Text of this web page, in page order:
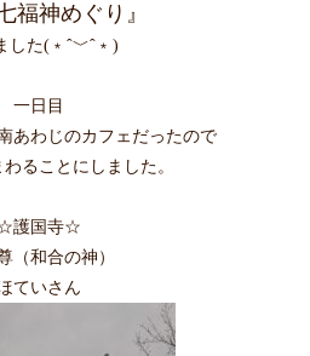
福神めぐり』
した(﹡ˆ﹀ˆ﹡)
一日目
あわじのカフェだったので
ることにしました。
護国寺☆
（和合の神）
ていさん